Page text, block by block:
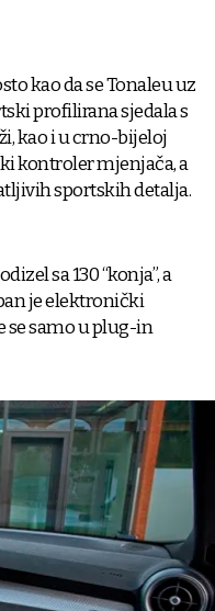
kao da se Tonaleu uz
profilirana sjedala s
kao i u crno-bijeloj
kontroler mjenjača, a
sportskih detalja.
sa 130 “konja”, a
je elektronički
se samo u plug-in